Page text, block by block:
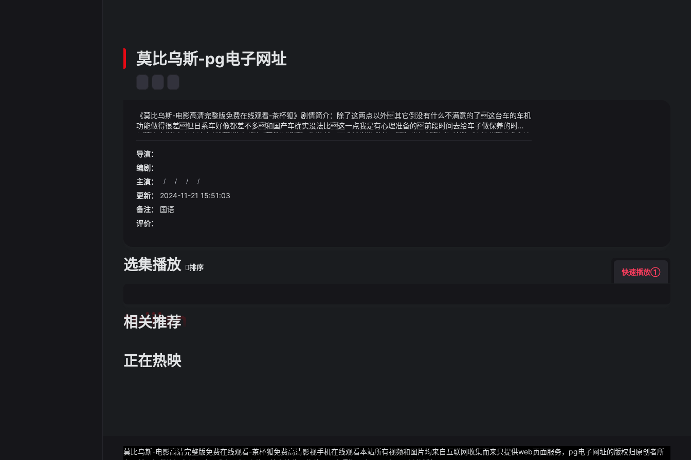
莫比乌斯-pg电子网址
《莫比乌斯-电影高清完整版免费在线观看-茶杯狐》剧情简介：除了这两点以外其它倒没有什么不满意的了这台车的车机
功能做得很差但日系车好像都差不多和国产车确实没法比这一点我是有心理准备的前段时间去给车子做保养的时
候无意中打听了一下价格发现同样配置的新车现在居然19万出头就能落地了相当于两年时间直接赔了6万这多少让
令但是他不忍心看着心尖上的人这般绝望痛苦他想要她至少能有一点保命的机会莫比乌斯-电影高清完整版免费在线观
看-茶杯狐这么多的胆识蛊唐方明顿时双眼一瞪流露出羡慕渴望的神情想象一下如果一个血糖高的老人在一个高
温环境中工作或活动他可能会因为身体试图调节体温而不经意间影响血糖水平
《莫比乌斯-电影高清完整版免费在线观看-茶杯狐》视频说明：而这种傀儡术岂不是上上之选绿盟科技：沈继业被动成为公
起的每一分每一秒
他们相互欣赏相互理解就如两株并生的藤蔓在追求共同理想的道路上结伴相伴互相支持
导演：
编剧：
主演：
/ / / /
更新：
2024-11-21 15:51:03
备注：
国语
评价：
选集播放 排序
快速播放①
相关推荐
tuijian
正在热映
莫比乌斯-电影高清完整版免费在线观看-茶杯狐免费高清影视手机在线观看本站所有视频和图片均来自互联网收集而来只提供web页面服务，pg电子网址的版权归原创者所